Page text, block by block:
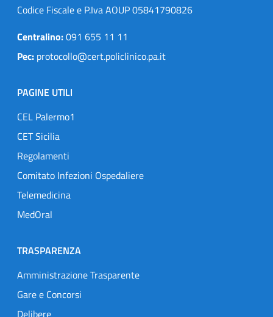
Codice Fiscale e P.Iva AOUP 05841790826
Centralino:091 655 11 11
Pec: protocollo@cert.policlinico.pa.it
PAGINE UTILI
CEL Palermo1
CET Sicilia
Regolamenti
Comitato Infezioni Ospedaliere
Telemedicina
MedOral
TRASPARENZA
Amministrazione Trasparente
Gare e Concorsi
Delibere